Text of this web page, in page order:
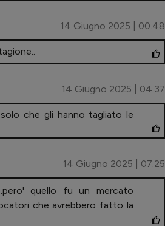
14 Giugno 2025 | 00.48
14 Giugno 2025 | 04.37
che gli hanno tagliato le
14 Giugno 2025 | 07.25
quello fu un mercato
che avrebbero fatto la